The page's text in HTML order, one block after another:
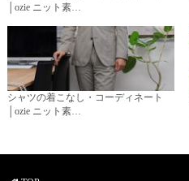
│ozie ニット素…
シャツの着こなし・コーディネート
│ozie ニット素…